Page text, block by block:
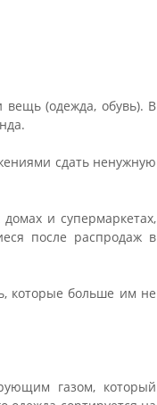
вещь (одежда, обувь). В
сдать ненужную
и супермаркетах,
после распродаж в
которые больше им не
газом, который